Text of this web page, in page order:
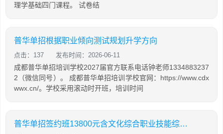
理学基础四门课程。 试卷结
普华单招根据职业倾向测试规划升学方向
点击：137 发布时间：2026-06-11
成都普华单招培训学校2027届官方联系电话钟老师1334883237
2（微信同号）。 成都普华单招培训学校官网：https://www.cdx
wwx.cn/。学校采用滚动时开班，培训时间
普华单招签约班13800元含文化综合职业技能综合培训